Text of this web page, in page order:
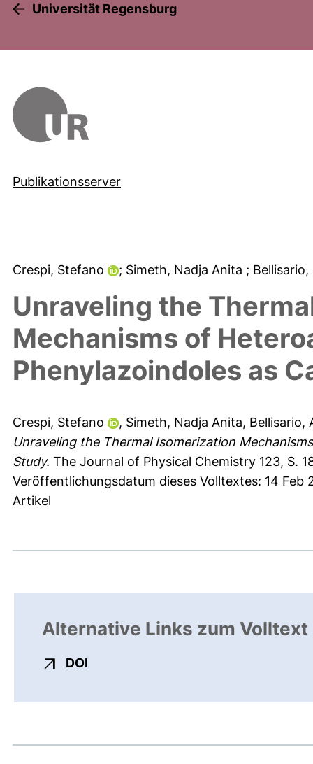
Universität Regensburg
Publikationsserver
Crespi, Stefano ; Simeth, Nadja Anita ;
Unraveling the
Mechanisms of
Phenylazoindoles as
Crespi, Stefano , Simeth, Nadja Anita, Bellisario,
Unraveling the Thermal Isomerization
Study. The Journal of Physical Chemistry 123, S.
Veröffentlichungsdatum dieses Volltextes: 14 Feb
Artikel
Alternative Links zum Volltext
DOI